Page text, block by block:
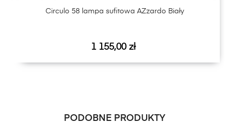
Circulo 58 lampa sufitowa AZzardo Biały
Cena
1 155,00 zł
PODOBNE PRODUKTY